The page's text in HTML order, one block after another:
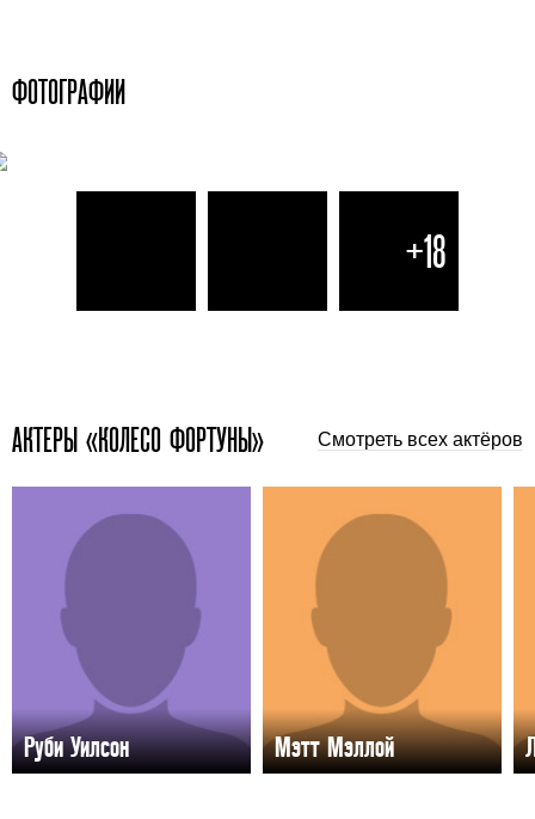
ФОТОГРАФИИ
+18
АКТЕРЫ «КОЛЕСО ФОРТУНЫ» Смотреть всех актёров
Руби Уилсон Мэтт Мэллой